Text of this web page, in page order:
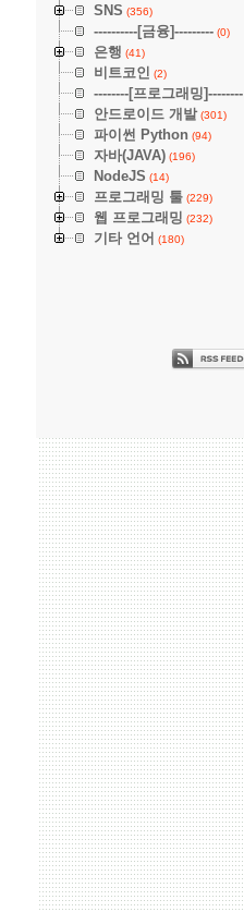
SNS (356)
----------[금융]--------- (0)
은행 (41)
비트코인 (2)
--------[프로그래밍]--------
안드로이드 개발(301)
파이썬 Python (94)
자바(JAVA) (196)
NodeJS (14)
프로그래밍 툴 (229)
웹 프로그래밍 (232)
기타 언어 (180)